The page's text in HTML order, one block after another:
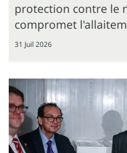
protection contre le
compromet
31 Juil 2026